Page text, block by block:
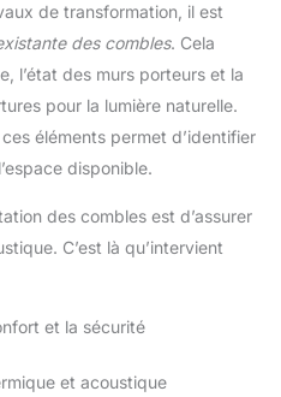
de transformation, il est
des combles. Cela
l’état des murs porteurs et la
pour la lumière naturelle.
éléments permet d’identifier
disponible.
des combles est d’assurer
C’est là qu’intervient
et la sécurité
et acoustique